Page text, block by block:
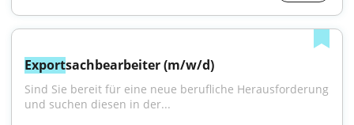
Exportsachbearbeiter (m/w/d)
Sind Sie bereit für eine neue berufliche Herausforderung
und suchen diesen in der...